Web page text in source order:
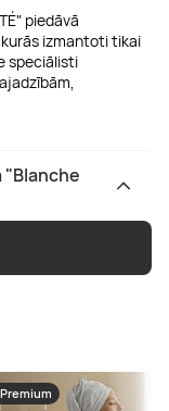
piedāvā
izmantoti tikai
speciālisti
Premium